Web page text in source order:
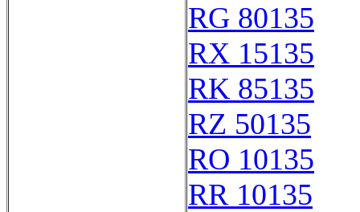
RG 80135
RX 15135
RK 85135
RZ 50135
RO 10135
RR 10135